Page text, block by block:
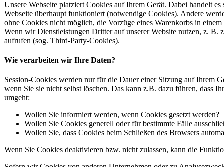
Unsere Webseite platziert Cookies auf Ihrem Gerät. Dabei handelt
Webseite überhaupt funktioniert (notwendige Cookies). Andere
ohne Cookies nicht möglich, die Vorzüge eines Warenkorbs in
Wenn wir Dienstleistungen Dritter auf unserer Website nutzen, z.
aufrufen (sog. Third-Party-Cookies).
Wie verarbeiten wir Ihre Daten?
Session-Cookies werden nur für die Dauer einer Sitzung auf Ihrem
wenn Sie sie nicht selbst löschen. Das kann z.B. dazu führen, dass
umgeht:
Wollen Sie informiert werden, wenn Cookies gesetzt werden?
Wollen Sie Cookies generell oder für bestimmte Fälle
Wollen Sie, dass Cookies beim Schließen des Browsers
Wenn Sie Cookies deaktivieren bzw. nicht zulassen, kann die